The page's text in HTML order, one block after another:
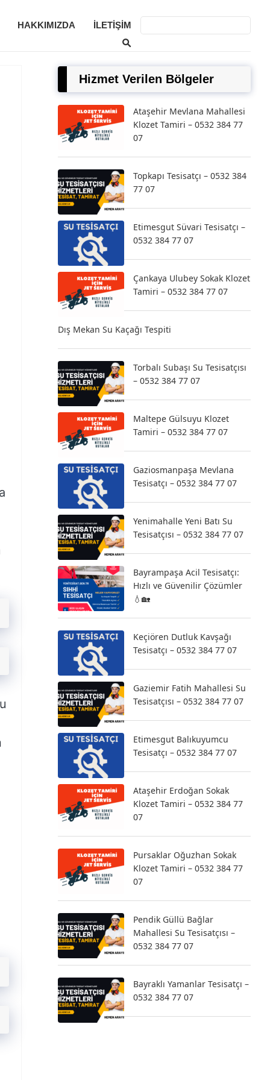
HAKKIMIZDA İLETIŞIM
Hizmet Verilen Bölgeler
Ataşehir Mevlana Mahallesi
Klozet Tamiri – 0532 384 77
07
Topkapı Tesisatçı – 0532 384
77 07
Etimesgut Süvari Tesisatçı –
0532 384 77 07
Çankaya Ulubey Sokak Klozet
Tamiri – 0532 384 77 07
Dış Mekan Su Kaçağı Tespiti
Torbalı Subaşı Su Tesisatçısı
– 0532 384 77 07
Maltepe Gülsuyu Klozet
Tamiri – 0532 384 77 07
Gaziosmanpaşa Mevlana
Tesisatçı – 0532 384 77 07
Yenimahalle Yeni Batı Su
Tesisatçısı – 0532 384 77 07
Bayrampaşa Acil Tesisatçı:
Hızlı ve Güvenilir Çözümler
💧🏡
Keçiören Dutluk Kavşağı
Tesisatçı – 0532 384 77 07
Gaziemir Fatih Mahallesi Su
Tesisatçısı – 0532 384 77 07
Etimesgut Balıkuyumcu
Tesisatçı – 0532 384 77 07
Ataşehir Erdoğan Sokak
Klozet Tamiri – 0532 384 77
07
Pursaklar Oğuzhan Sokak
Klozet Tamiri – 0532 384 77
07
Pendik Güllü Bağlar
Mahallesi Su Tesisatçısı –
0532 384 77 07
Bayraklı Yamanlar Tesisatçı –
0532 384 77 07